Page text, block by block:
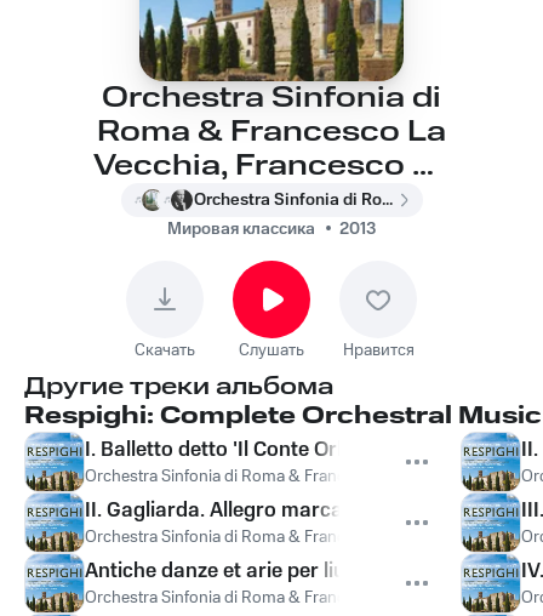
Orchestra Sinfonia di
Roma & Francesco La
Vecchia, Francesco La
Vecchia, Orchestra
Sinfonia di
Roma, Отторино
Респиги - II. Danza
rustica. Allegretto
Orchestra Sinfonia di Roma & Francesco La Vecchia, Francesco La Vecchia, Orchestra Sinfonia di Roma, Отторино Респиги
Мировая классика
2013
Скачать Слушать Нравится
Другие треки альбома
Respighi: Complete Orchestral
I. Balletto detto 'Il Conte Orlando'. Allegretto
Orchestra Sinfonia di Roma & Francesco La Vecchia ,
II. Gagliarda. Allegro marcato - Andantino
Orchestra Sinfonia di Roma & Francesco La Vecchia ,
Antiche danze et arie per liuto, Suite No. 1
Orchestra Sinfonia di Roma & Francesco La Vecchia ,